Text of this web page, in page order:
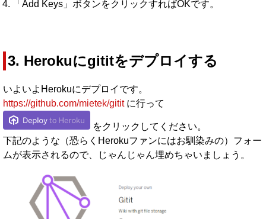
「Add Keys」ボタンをクリックすればOKです。
3. Herokuにgititをデプロイする
いよいよHerokuにデプロイです。
https://github.com/mietek/gititに行って
をクリックしてください。
下記のような（恐らくHerokuファンにはお馴染みの）フォー
ムが表示されるので、じゃんじゃん埋めちゃいましょう。